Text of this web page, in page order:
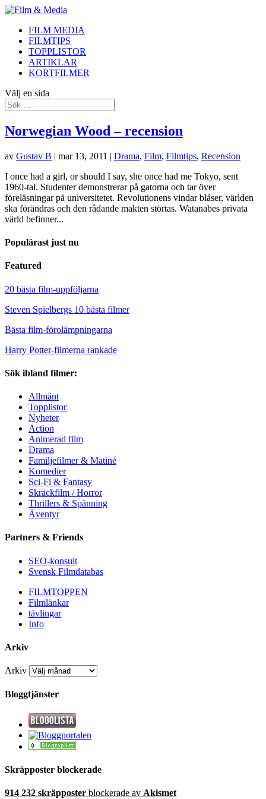
FILM MEDIA
FILMTIPS
TOPPLISTOR
ARTIKLAR
KORTFILMER
Välj en sida
Norwegian Wood – recension
av Gustav B | mar 13, 2011 | Drama, Film, Filmtips, Recension
I once had a girl, or should I say, she once had me Tokyo, sent
1960-tal. Studenter demonstrerar på gatorna och tar över
föreläsningar på universitetet. Revolutionens vindar blåser, världen
ska förändras och den rådande makten störtas. Watanabes privata
värld befinner...
Populärast just nu
Featured
20 bästa film-uppföljarna
Steven Spielbergs 10 bästa filmer
Bästa film-förolämpningarna
Harry Potter-filmerna rankade
Sök ibland filmer:
Allmänt
Topplistor
Nyheter
Action
Animerad film
Drama
Familjefilmer & Matiné
Komedier
Sci-Fi & Fantasy
Skräckfilm / Horror
Thrillers & Spänning
Äventyr
Partners & Friends
SEO-konsult
Svensk Filmdatabas
FILMTOPPEN
Filmlänkar
tävlingar
Info
Arkiv
Arkiv
Bloggtjänster
Skräpposter blockerade
914 232 skräpposter blockerade av Akismet